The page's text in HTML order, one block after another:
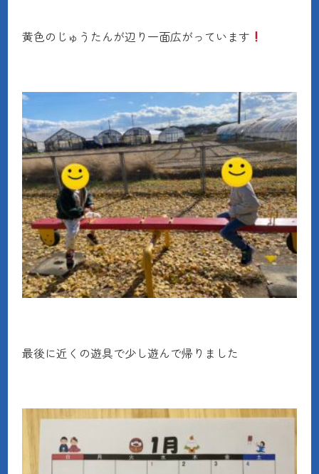
黄色のじゅうたんが辺り一面広がっています
最後に近くの遊具で少し遊んで帰りました